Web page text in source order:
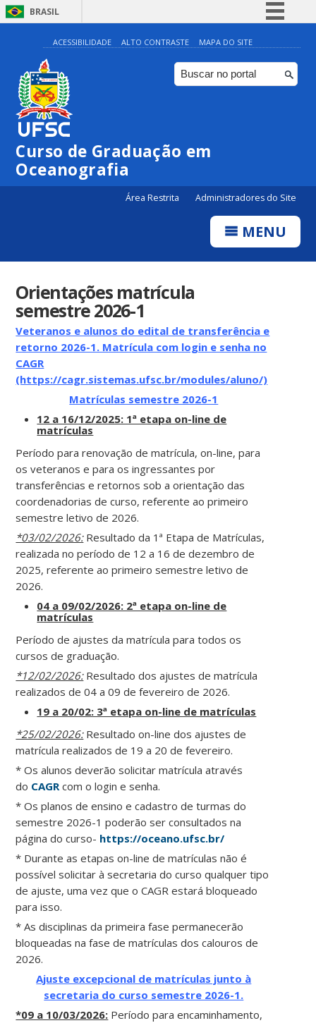
BRASIL
Simplifique!
Comunica BR
Participe
ACESSIBILIDADE ALTO CONTRASTE MAPA DO SITE
Curso de Graduação em
Oceanografia
Área Restrita Administradores do Site
MENU
Orientações matrícula
semestre 2026-1
Veteranos e alunos do edital de transferência e
retorno 2026-1. Matrícula com login e senha no
CAGR
(https://cagr.sistemas.ufsc.br/modules/aluno/)
Matrículas semestre 2026-1
12 a 16/12/2025: 1ª etapa on-line de
matrículas
Período para renovação de matrícula, on-line, para
os veteranos e para os ingressantes por
transferências e retornos sob a orientação das
coordenadorias de curso, referente ao primeiro
semestre letivo de 2026.
*03/02/2026:Resultado da 1ª Etapa de Matrículas,
realizada no período de 12 a 16 de dezembro de
2025, referente ao primeiro semestre letivo de
2026.
04 a 09/02/2026: 2ª etapa on-line de
matrículas
Período de ajustes da matrícula para todos os
cursos de graduação.
*12/02/2026:Resultado dos ajustes de matrícula
realizados de 04 a 09 de fevereiro de 2026.
19 a 20/02: 3ª etapa on-line de matrículas
*25/02/2026:Resultado on-line dos ajustes de
matrícula realizados de 19 a 20 de fevereiro.
* Os alunos deverão solicitar matrícula através
do CAGRcom o login e senha.
* Os planos de ensino e cadastro de turmas do
semestre 2026-1 poderão ser consultados na
página do curso- https://oceano.ufsc.br/
* Durante as etapas on-line de matrículas não é
possível solicitar à secretaria do curso qualquer tipo
de ajuste, uma vez que o CAGR estará bloqueado
para isso.
* As disciplinas da primeira fase permanecerão
bloqueadas na fase de matrículas dos calouros de
2026.
Ajuste excepcional de matrículas junto à
secretaria do curso semestre 2026-1.
*09 a 10/03/2026: Período para encaminhamento,